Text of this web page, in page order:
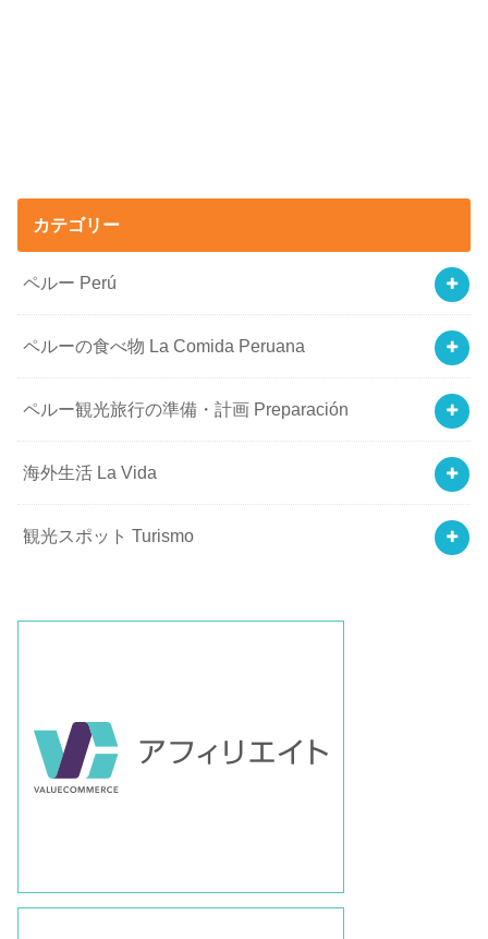
カテゴリー
ペルー Perú
ペルーの食べ物 La Comida Peruana
ペルー観光旅行の準備・計画 Preparación
海外生活 La Vida
観光スポット Turismo